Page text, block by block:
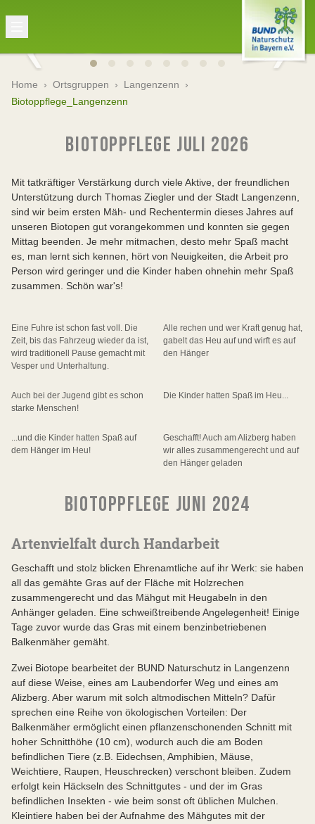
Home › Ortsgruppen › Langenzenn ›
Biotoppflege_Langenzenn
BIOTOPPFLEGE JULI 2026
Mit tatkräftiger Verstärkung durch viele Aktive, der freundlichen
Unterstützung durch Thomas Ziegler und der Stadt Langenzenn,
sind wir beim ersten Mäh- und Rechentermin dieses Jahres auf
unseren Biotopen gut vorangekommen und konnten sie gegen
Mittag beenden. Je mehr mitmachen, desto mehr Spaß macht
es, man lernt sich kennen, hört von Neuigkeiten, die Arbeit pro
Person wird geringer und die Kinder haben ohnehin mehr Spaß
zusammen. Schön war's!
Eine Fuhre ist schon fast voll. Die
Zeit, bis das Fahrzeug wieder da ist,
wird traditionell Pause gemacht mit
Vesper und Unterhaltung.
Alle rechen und wer Kraft genug hat,
gabelt das Heu auf und wirft es auf
den Hänger
Auch bei der Jugend gibt es schon
starke Menschen!
Die Kinder hatten Spaß im Heu...
...und die Kinder hatten Spaß auf
dem Hänger im Heu!
Geschafft! Auch am Alizberg haben
wir alles zusammengerecht und auf
den Hänger geladen
BIOTOPPFLEGE JUNI 2024
Artenvielfalt durch Handarbeit
Geschafft und stolz blicken Ehrenamtliche auf ihr Werk: sie haben
all das gemähte Gras auf der Fläche mit Holzrechen
zusammengerecht und das Mähgut mit Heugabeln in den
Anhänger geladen. Eine schweißtreibende Angelegenheit! Einige
Tage zuvor wurde das Gras mit einem benzinbetriebenen
Balkenmäher gemäht.
Zwei Biotope bearbeitet der BUND Naturschutz in Langenzenn
auf diese Weise, eines am Laubendorfer Weg und eines am
Alizberg. Aber warum mit solch altmodischen Mitteln? Dafür
sprechen eine Reihe von ökologischen Vorteilen: Der
Balkenmäher ermöglicht einen pflanzenschonenden Schnitt mit
hoher Schnitthöhe (10 cm), wodurch auch die am Boden
befindlichen Tiere (z.B. Eidechsen, Amphibien, Mäuse,
Weichtiere, Raupen, Heuschrecken) verschont bleiben. Zudem
erfolgt kein Häckseln des Schnittgutes - und der im Gras
befindlichen Insekten - wie beim sonst oft üblichen Mulchen.
Kleintiere haben bei der Aufnahme des Mähgutes mit der